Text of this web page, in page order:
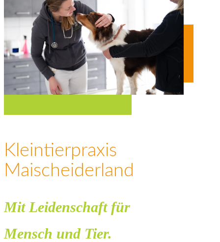
Kleintierpraxis
Maischeiderland
Mit Leidenschaft für
Mensch und Tier.